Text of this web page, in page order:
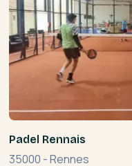
Padel Rennais
35000 -Rennes